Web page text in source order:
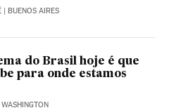
| BUENOS AIRES
do Brasil hoje é que
para onde estamos
| WASHINGTON